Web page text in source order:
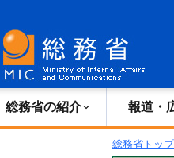
総務省の紹介 報道・
総務省トップ